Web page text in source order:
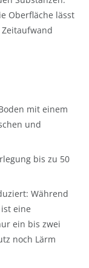
Oberfläche lässt
mit einem
und
bis zu 50
Während
eine
ein bis zwei
noch Lärm